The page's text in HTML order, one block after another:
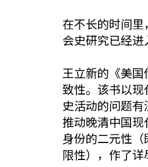
在不长的时间
会史研究已经
王立新的《美
致性。该书以
史活动的问题
推动晚清中国
身份的二元性
限性），作了